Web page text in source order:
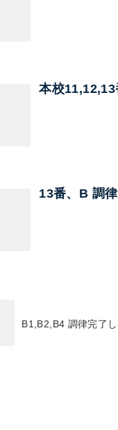
本校
13番、B 調
B1,B2,B4 調律完了